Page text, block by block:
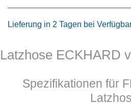
Lieferung in 2 Tagen bei
Latzhose ECKHARD
Spezifikationen für